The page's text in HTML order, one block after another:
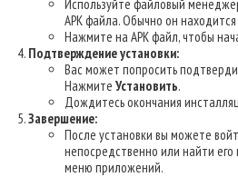
Используйте файловый
APK файла. Обычно он
Нажмите на APK файл, чтобы
Подтверждение установки:
Вас может попросить
Нажмите Установить.
Дождитесь окончания
Завершение:
После установки вы можете
непосредственно или найти
меню приложений.